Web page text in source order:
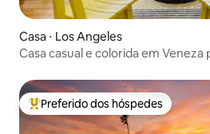
Casa ⋅ Los Angeles
Casa casual e colorida em Veneza
Entre os melhores preferidos dos
Preferido dos hóspedes